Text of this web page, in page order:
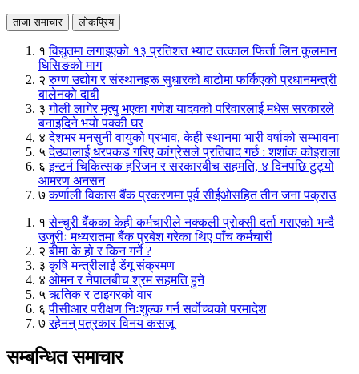
ताजा समाचार लोकप्रिय
१ विद्युतमा लगाइएको १३ प्रतिशत भ्याट तत्काल फिर्ता लिन कुलमान
घिसिङको माग
२ रुग्ण उद्योग र संस्थानहरू सुधारको बाटोमा फर्किएको प्रधानमन्त्री
बालेनको दाबी
३ गोली लागेर मृत्यु भएका गणेश यादवको परिवारलाई मधेस सरकारले
बनाइदिने भयो पक्की घर
४ देशभर मनसुनी वायुको प्रभाव, केही स्थानमा भारी वर्षाको सम्भावना
५ देउवालाई धरपकड गरिए कांग्रेसले प्रतिवाद गर्छ : शशांक कोइराला
६ इन्टर्न चिकित्सक हरिजन र सरकारबीच सहमति, ४ दिनपछि टुट्यो
आमरण अनसन
७ कर्णाली विकास बैंक प्रकरणमा पूर्व सीईओसहित तीन जना पक्राउ
१ सेन्चुरी बैंकका केही कर्मचारीले नक्कली प्रोक्सी दर्ता गराएको भन्दै
उजुरीः मध्यरातमा बैंक प्रबेश गरेका थिए पाँच कर्मचारी
२ बीमा के हो र किन गर्ने ?
३ कृषि मन्त्रीलाई डेंगू संक्रमण
४ ओमन र नेपालबीच श्रम सहमति हुने
५ ऋतिक र टाइगरको वार
६ पीसीआर परीक्षण निःशुल्क गर्न सर्वोच्चको परमादेश
७ रहेनन् पत्रकार विनय कसजू
सम्बन्धित समाचार